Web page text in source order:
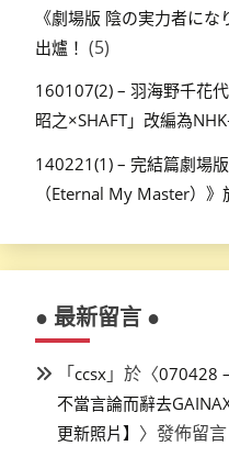
《劇場版 陰の実力者に
出爐！ (5)
160107(2) – 羽海野千花
昭之×SHAFT」改編為
140221(1) – 完結篇劇場
（Eternal My Master）
● 最新留言 ●
「ccsx 」於〈070428
不當言論而辭去
更新照片】 〉發佈留言